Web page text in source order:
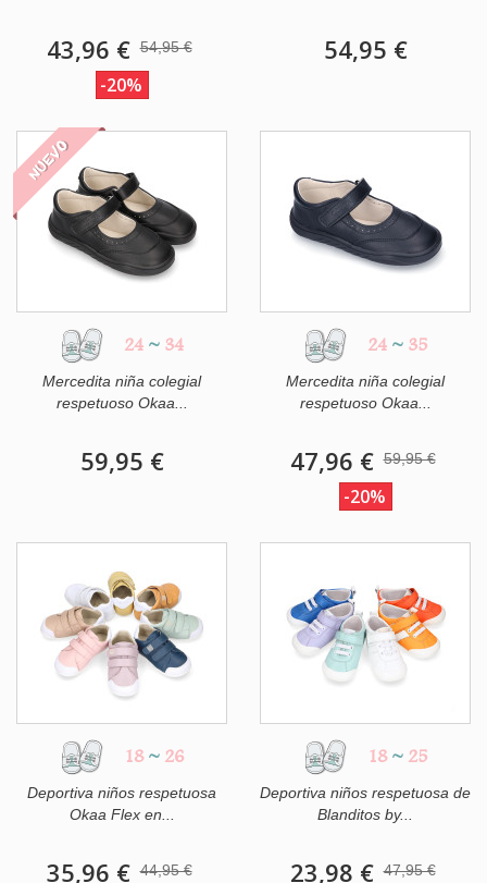
43,96 € 54,95 €
-20%
54,95 €
NUEVO
24 ~ 34
Mercedita niña colegial
respetuoso Okaa...
59,95 €
24 ~ 35
Mercedita niña colegial
respetuoso Okaa...
47,96 € 59,95 €
-20%
18 ~ 26
Deportiva niños respetuosa
Okaa Flex en...
35,96 € 44,95 €
18 ~ 25
Deportiva niños respetuosa de
Blanditos by...
23,98 € 47,95 €